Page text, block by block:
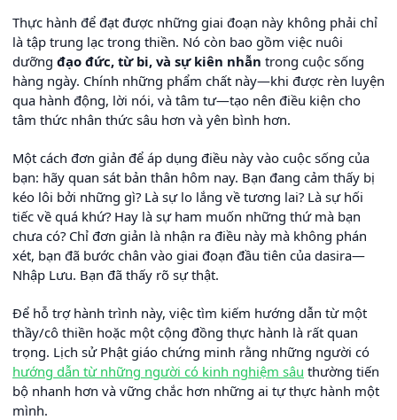
Thực hành để đạt được những giai đoạn này không phải chỉ
là tập trung lạc trong thiền. Nó còn bao gồm việc nuôi
dưỡng đạo đức, từ bi, và sự kiên nhẫn trong cuộc sống
hàng ngày. Chính những phẩm chất này—khi được rèn luyện
qua hành động, lời nói, và tâm tư—tạo nên điều kiện cho
tâm thức nhân thức sâu hơn và yên bình hơn.
Một cách đơn giản để áp dụng điều này vào cuộc sống của
bạn: hãy quan sát bản thân hôm nay. Bạn đang cảm thấy bị
kéo lôi bởi những gì? Là sự lo lắng về tương lai? Là sự hối
tiếc về quá khứ? Hay là sự ham muốn những thứ mà bạn
chưa có? Chỉ đơn giản là nhận ra điều này mà không phán
xét, bạn đã bước chân vào giai đoạn đầu tiên của dasira—
Nhập Lưu. Bạn đã thấy rõ sự thật.
Để hỗ trợ hành trình này, việc tìm kiếm hướng dẫn từ một
thầy/cô thiền hoặc một cộng đồng thực hành là rất quan
trọng. Lịch sử Phật giáo chứng minh rằng những người có
hướng dẫn từ những người có kinh nghiệm sâu thường tiến
bộ nhanh hơn và vững chắc hơn những ai tự thực hành một
mình.